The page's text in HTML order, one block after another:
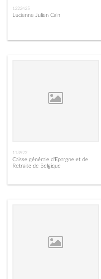
1222425
Lucienne Julien Cain
113922
Caisse générale d'Epargne et de
Retraite de Belgique